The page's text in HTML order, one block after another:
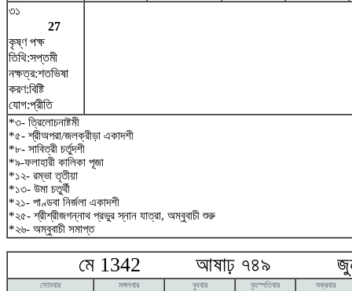
৩১
27
কৃষ্ণ পক্ষ
তিথি:সপ্তমী
নক্ষত্র:শতভিষ‌া
করণ:বিষ্টি
যোগ:প্রীতি
*৩- ত্রিলোচনাষ্টমী
*৫- শ্রীঅপরা/জলক্রীড়া একাদশী
*৮- সাবিত্রী চর্তুদশী
*৯-ফলাহারী কালিকা পূজা
*১২- রম্ভা তৃতীয়া
*১৩- উমা চতুর্থী
*২১- পাণ্ডবা নির্জলা একাদশী
*২৫- শ্রীশ্রীজগন্নাথ প্রভুর স্নান যাত্রা, অম্বুবাচী শুরু
*২৬- অম্বুবাচী সমাপ্ত
মে 1342 আষাঢ় ৭৪৯ জুন
সোমবার মঙ্গলবার বুধবার বৃহস্পতিবার
শুক্রবার